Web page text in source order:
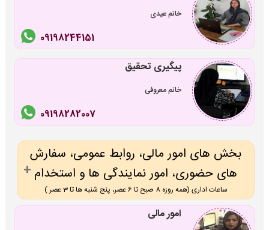
خانم عیدی
09198244151
پیگیری تحقیق
خانم معروفی
09198282007
بخش های امور مالی، روابط عمومی، سفارش
های حضوری، امور نمایندگی ها و استخدام
ساعات اداری (همه روزه 8 صبح تا 6 عصر، پنج شنبه ها تا 3 عصر )
امور مالی